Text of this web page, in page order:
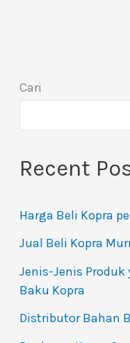
Cari
Recent
Harga Beli Kopra
Jual Beli Kopra
Jenis-Jenis
Baku Kopra
Distributor Bahan